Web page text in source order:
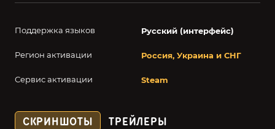
Поддержка языков Русский (интерфейс)
Регион активации Россия, Украина и СНГ
Сервис активации Steam
СКРИНШОТЫ ТРЕЙЛЕРЫ